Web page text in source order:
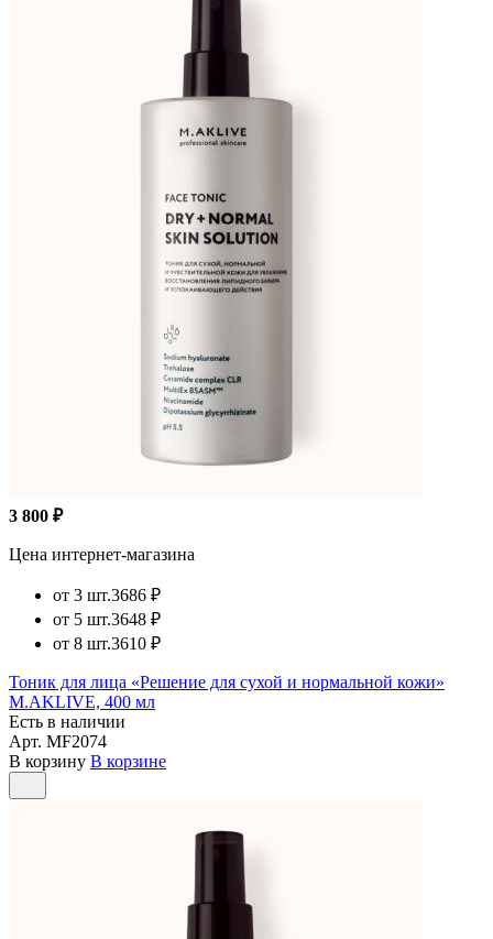
3 800 ₽
Цена интернет-магазина
от 3 шт.3686 ₽
от 5 шт.3648 ₽
от 8 шт.3610 ₽
Тоник для лица «Решение для сухой и нормальной кожи»
M.AKLIVE, 400 мл
Есть в наличии
Арт. MF2074
В корзину В корзине